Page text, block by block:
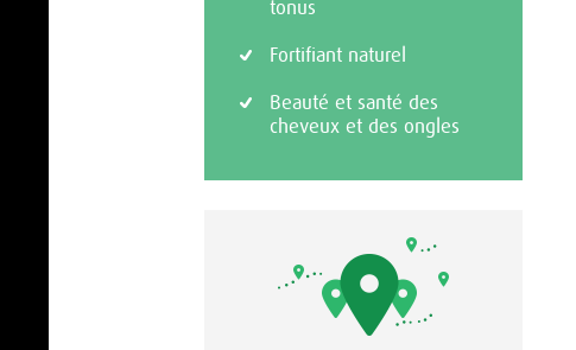
tonus
Fortifiant naturel
Beauté et santé des
cheveux et des ongles